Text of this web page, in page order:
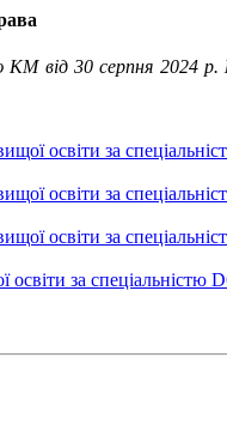
КМ від 30 серпня 2024
освіти за
освіти за
освіти за
освіти за спеціальністю